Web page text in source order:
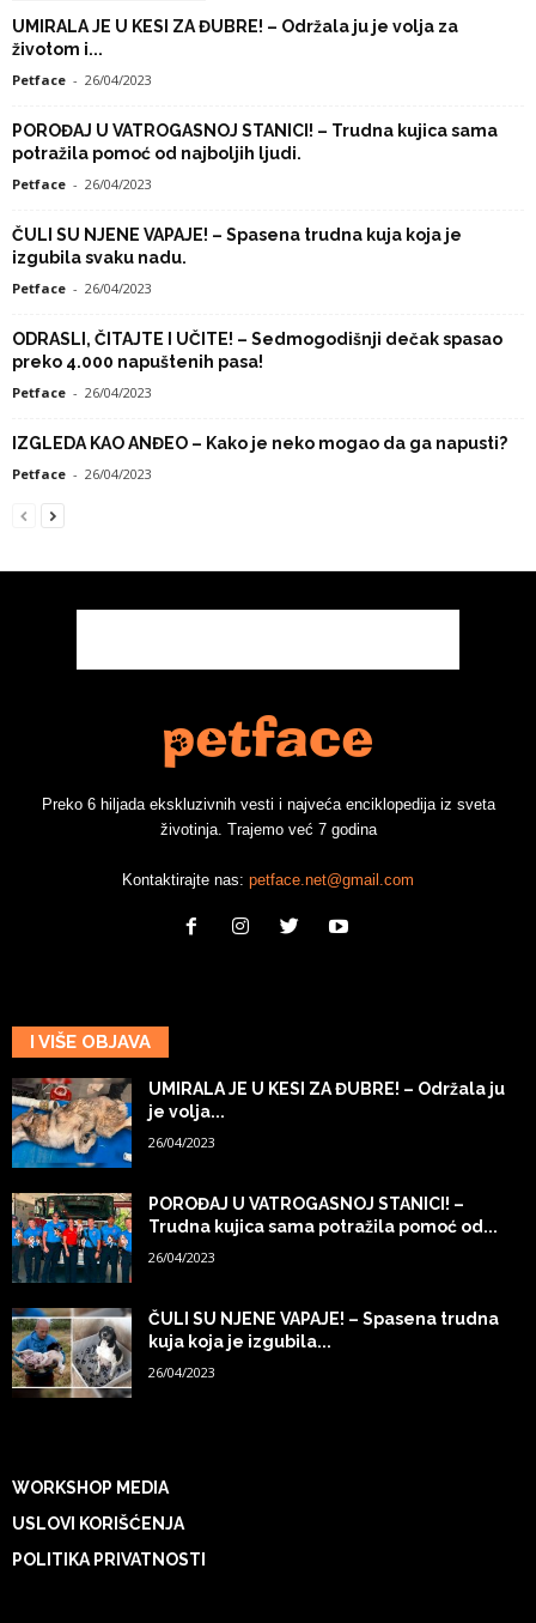
UMIRALA JE U KESI ZA ĐUBRE! – Održala ju je volja za
životom i...
Petface - 26/04/2023
POROĐAJ U VATROGASNOJ STANICI! – Trudna kujica sama
potražila pomoć od najboljih ljudi.
Petface - 26/04/2023
ČULI SU NJENE VAPAJE! – Spasena trudna kuja koja je
izgubila svaku nadu.
Petface - 26/04/2023
ODRASLI, ČITAJTE I UČITE! – Sedmogodišnji dečak spasao
preko 4.000 napuštenih pasa!
Petface - 26/04/2023
IZGLEDA KAO ANĐEO – Kako je neko mogao da ga napusti?
Petface - 26/04/2023
Preko 6 hiljada ekskluzivnih vesti i najveća enciklopedija iz sveta
životinja. Trajemo već 7 godina
Kontaktirajte nas: petface.net@gmail.com
I VIŠE OBJAVA
UMIRALA JE U KESI ZA ĐUBRE! – Održala ju
je volja...
26/04/2023
POROĐAJ U VATROGASNOJ STANICI! –
Trudna kujica sama potražila pomoć od...
26/04/2023
ČULI SU NJENE VAPAJE! – Spasena trudna
kuja koja je izgubila...
26/04/2023
WORKSHOP MEDIA
USLOVI KORIŠĆENJA
POLITIKA PRIVATNOSTI